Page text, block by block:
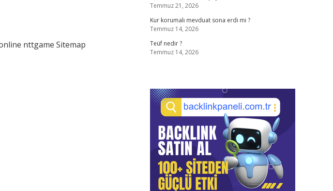
nttgame Sitemap
Temmuz 21, 2026
Kur korumalı mevduat sona erdi mi ?
Temmuz 14, 2026
Teüf nedir ?
Temmuz 14, 2026